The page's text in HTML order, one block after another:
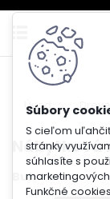
S cieľom
stránky
súhlasíte s
Funkčné
Úvod
Buk